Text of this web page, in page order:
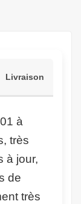
Livraison
à
très
à jour,
de
très